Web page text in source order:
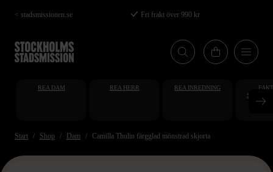
Hoppa
till
huvudinnehåll
< stadsmissionen.se Fri frakt över 990 kr
REA DAM REA HERR REA INREDNING
Start Shop Dam Camilla Thulin färgglad mönstrad skjorta